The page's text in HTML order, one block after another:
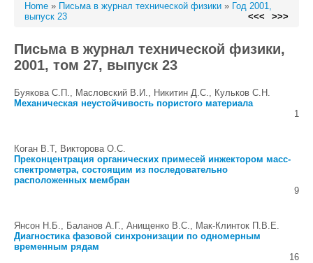
Home » Письма в журнал технической физики » Год 2001,
выпуск 23
<<< >>>
Письма в журнал технической физики,
2001, том 27, выпуск 23
Буякова С.П., Масловский В.И., Никитин Д.С., Кульков С.Н.
Механическая неустойчивость пористого материала
1
Коган В.Т, Викторова О.С.
Преконцентрация органических примесей инжектором масс-
спектрометра, состоящим из последовательно
расположенных мембран
9
Янсон Н.Б., Баланов А.Г., Анищенко В.С., Мак-Клинток П.В.Е.
Диагностика фазовой синхронизации по одномерным
временным рядам
16